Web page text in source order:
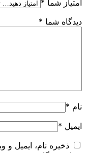
امتیاز شما *
دیدگاه شما *
نام *
ایمیل *
ذخیره نام، ایمیل